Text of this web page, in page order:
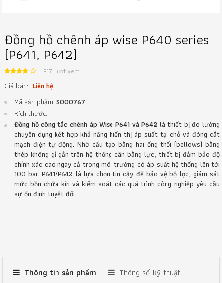
Đồng hồ chênh áp wise P640 series
(P641, P642)
317 Lượt xem
Giá bán: Liên hệ
Mã sản phẩm: S000767
Kích thước:
Đồng hồ công tắc chênh áp Wise P641 và P642 là thiết bị đo lường
chuyên dụng kết hợp khả năng hiển thị áp suất tại chỗ và đóng cắt
mạch điện tự động. Nhờ cấu tạo bằng hai ống thổi (bellows) bằng
thép không gỉ gắn trên hệ thống cân bằng lực, thiết bị đảm bảo độ
chính xác cao ngay cả trong môi trường có áp suất hệ thống lên tới
100 bar. P641/P642 là lựa chọn tin cậy để bảo vệ bộ lọc, giám sát
mức bồn chứa kín và kiểm soát các quá trình công nghiệp yêu cầu
sự ổn định tuyệt đối.
Thông tin sản phẩm Thông số kỹ thuật